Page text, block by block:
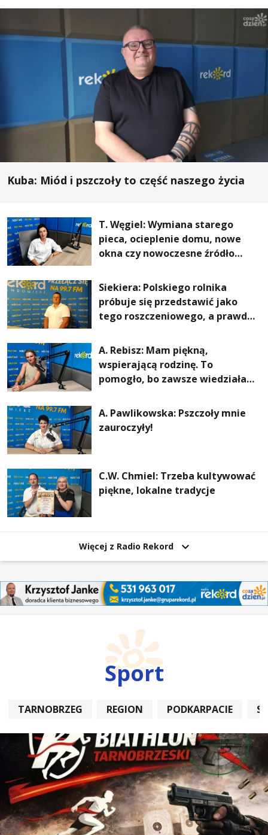
Kuba: Miód i pszczoły to część naszego życia
T. Węgiel: Wymiana starego
pieca, ocieplenie domu, nowe
okna czy nowoczesne źródło
rachunki za energię, lepszy
komfort życia i... czystsze
powietrze
Siekiera: Polskiego rolnika
próbuje się przedstawić jako
tego roszczeniowego, a prawda
A. Rebisz: Mam piękną,
wspierającą rodzinę. To
pomogło, bo zawsze wiedziałam,
najważniejsza
A. Pawlikowska: Pszczoły mnie
zauroczyły!
C.W. Chmiel: Trzeba kultywować
piękne, lokalne tradycje
Więcej z Radio Rekord
Sport
TARNOBRZEG REGION PODKARPACIE